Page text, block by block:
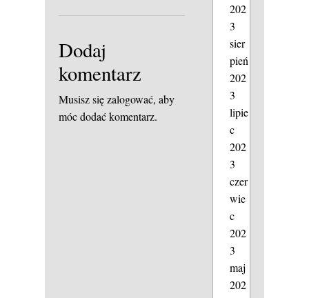
Dodaj
komentarz
Musisz sięzalogować, aby
móc dodać komentarz.
202
3
sier
pień
202
3
lipie
c
202
3
czer
wie
c
202
3
maj
202